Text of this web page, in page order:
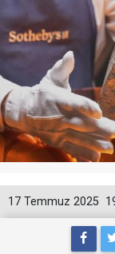
17 Temmuz 2025